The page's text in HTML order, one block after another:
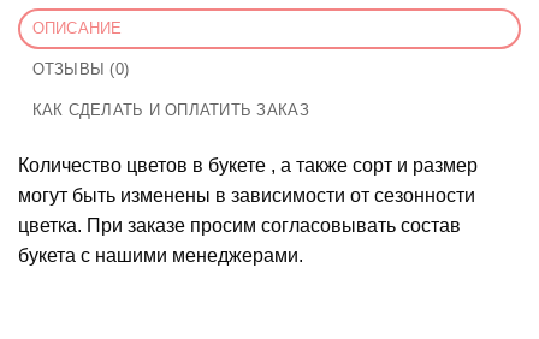
ОПИСАНИЕ
ОТЗЫВЫ (0)
КАК СДЕЛАТЬ И ОПЛАТИТЬ ЗАКАЗ
Количество цветов в букете , а также сорт и размер
могут быть изменены в зависимости от сезонности
цветка. При заказе просим согласовывать состав
букета с нашими менеджерами.